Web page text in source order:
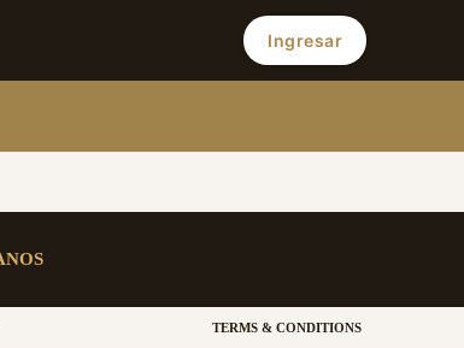
Ingresar
TERMS & CONDITIONS